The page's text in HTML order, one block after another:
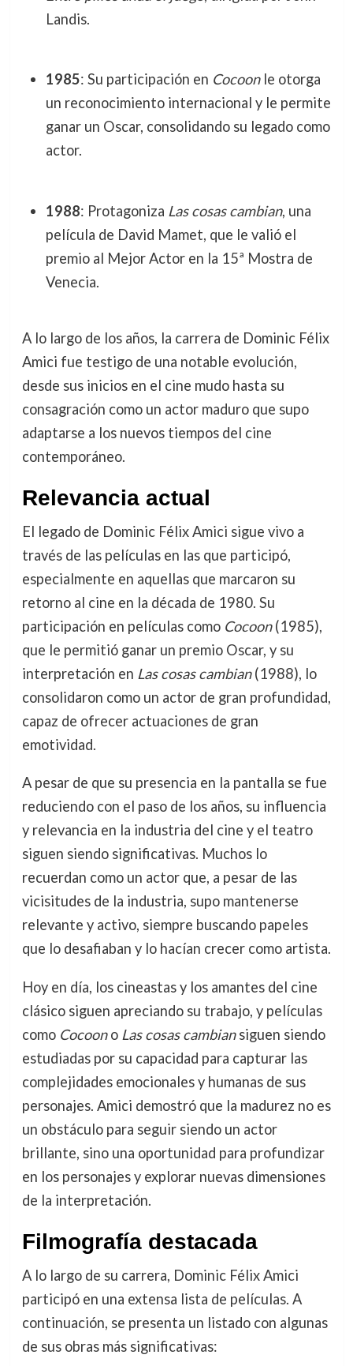
Landis.
1985: Su participación en Cocoonle otorga
un reconocimiento internacional y le permite
ganar un Oscar, consolidando su legado como
actor.
1988: Protagoniza Las cosas cambian, una
película de David Mamet, que le valió el
premio al Mejor Actor en la 15ª Mostra de
Venecia.
A lo largo de los años, la carrera de Dominic Félix
Amici fue testigo de una notable evolución,
desde sus inicios en el cine mudo hasta su
consagración como un actor maduro que supo
adaptarse a los nuevos tiempos del cine
contemporáneo.
Relevancia actual
El legado de Dominic Félix Amici sigue vivo a
través de las películas en las que participó,
especialmente en aquellas que marcaron su
retorno al cine en la década de 1980. Su
participación en películas como Cocoon(1985),
que le permitió ganar un premio Oscar, y su
interpretación en Las cosas cambian(1988), lo
consolidaron como un actor de gran profundidad,
capaz de ofrecer actuaciones de gran
emotividad.
A pesar de que su presencia en la pantalla se fue
reduciendo con el paso de los años, su influencia
y relevancia en la industria del cine y el teatro
siguen siendo significativas. Muchos lo
recuerdan como un actor que, a pesar de las
vicisitudes de la industria, supo mantenerse
relevante y activo, siempre buscando papeles
que lo desafiaban y lo hacían crecer como artista.
Hoy en día, los cineastas y los amantes del cine
clásico siguen apreciando su trabajo, y películas
como Cocoono Las cosas cambiansiguen siendo
estudiadas por su capacidad para capturar las
complejidades emocionales y humanas de sus
personajes. Amici demostró que la madurez no es
un obstáculo para seguir siendo un actor
brillante, sino una oportunidad para profundizar
en los personajes y explorar nuevas dimensiones
de la interpretación.
Filmografía destacada
A lo largo de su carrera, Dominic Félix Amici
participó en una extensa lista de películas. A
continuación, se presenta un listado con algunas
de sus obras más significativas: